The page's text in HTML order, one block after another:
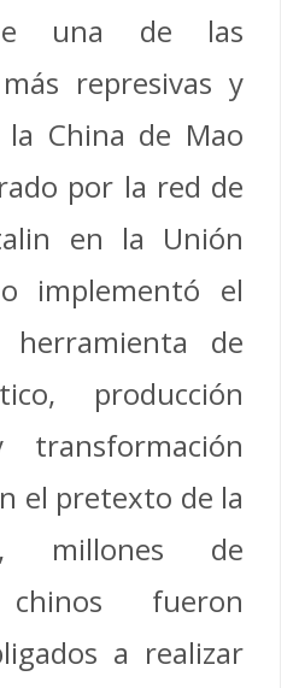
una de las
represivas y
China de Mao
por la red de
en la Unión
implementó el
herramienta de
producción
transformación
el pretexto de la
millones de
chinos fueron
a realizar